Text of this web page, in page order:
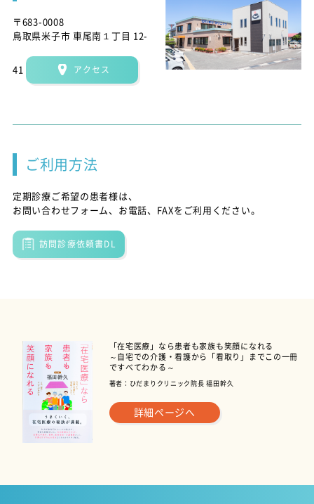
〒683-0008
鳥取県米子市 車尾南１丁目 12-
41 アクセス
ご利用方法
定期診療ご希望の患者様は、
お問い合わせフォーム、お電話、FAXをご利用ください。
訪問診療依頼書DL
「在宅医療」なら患者も家族も笑顔になれる
～自宅での介護・看護から「看取り」までこの一冊
ですべてわかる～
著者：ひだまりクリニック院長 福田幹久
詳細ページへ